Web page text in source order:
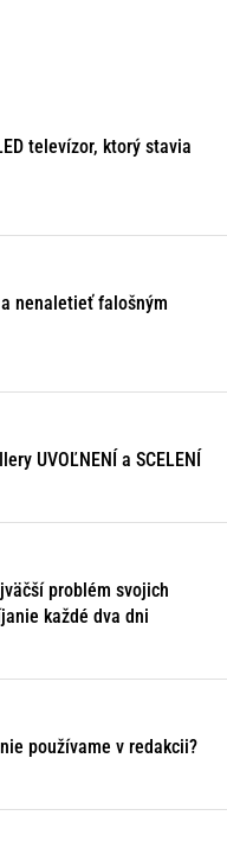
televízor, ktorý stavia
nenaletieť falošným
UVOĽNENÍ a SCELENÍ
problém svojich
každé dva dni
používame v redakcii?